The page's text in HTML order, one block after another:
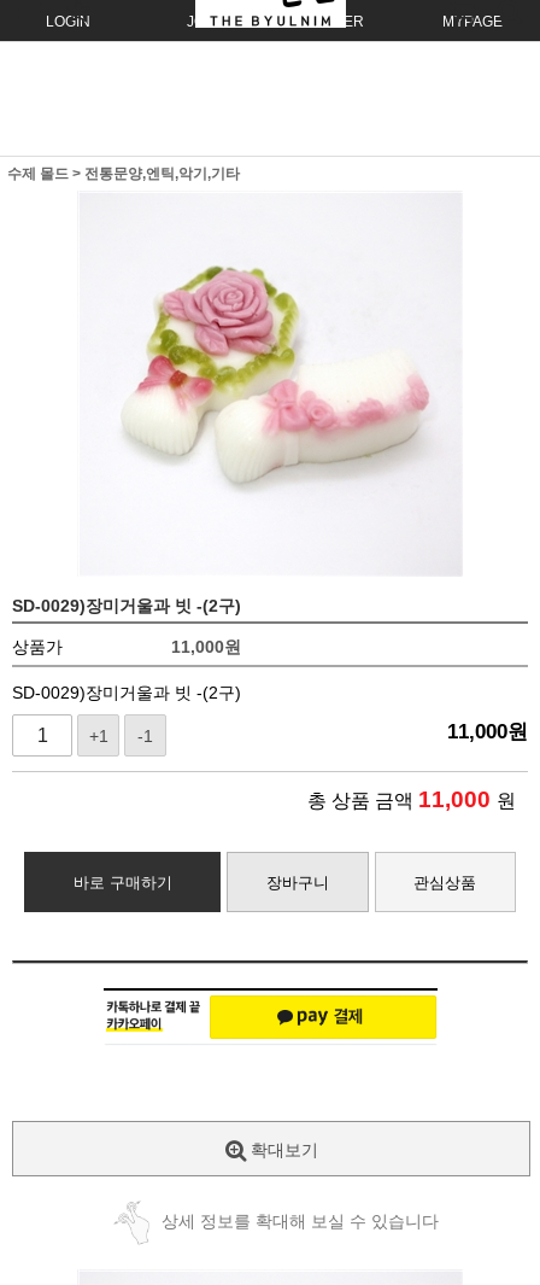
LOGIN JOIN ORDER MYPAGE
수제 몰드 > 전통문양,엔틱,악기,기타
SD-0029)장미거울과 빗 -(2구)
상품가 11,000원
SD-0029)장미거울과 빗 -(2구)
+1 -1 11,000원
총 상품 금액 11,000 원
바로 구매하기 장바구니 관심상품
확대보기
상세 정보를 확대해 보실 수 있습니다